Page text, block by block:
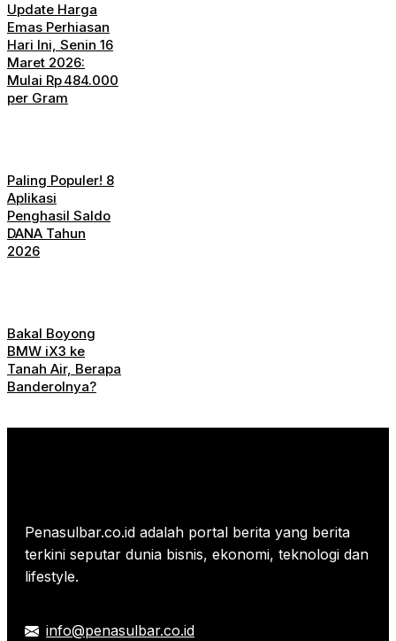
Update Harga
Emas Perhiasan
Hari Ini, Senin 16
Maret 2026:
Mulai Rp 484.000
per Gram
Paling Populer! 8
Aplikasi
Penghasil Saldo
DANA Tahun
2026
Bakal Boyong
BMW iX3 ke
Tanah Air, Berapa
Banderolnya?
Penasulbar.co.id adalah portal berita yang berita
terkini seputar dunia bisnis, ekonomi, teknologi dan
lifestyle.
info@penasulbar.co.id